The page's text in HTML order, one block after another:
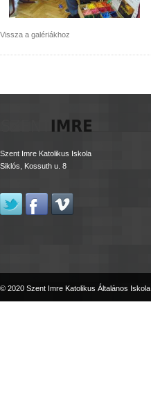
Vissza a galériákhoz
Szent Imre Katolikus Iskola
Siklós, Kossuth u. 8
© 2020 Szent Imre Katolikus Általános Iskola